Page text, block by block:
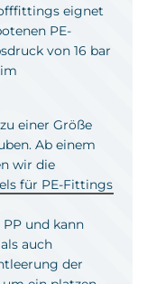
eignet
PE-
von 16 bar
einer Größe
Ab einem
wir die
für PE-Fittings
PP und kann
auch
der